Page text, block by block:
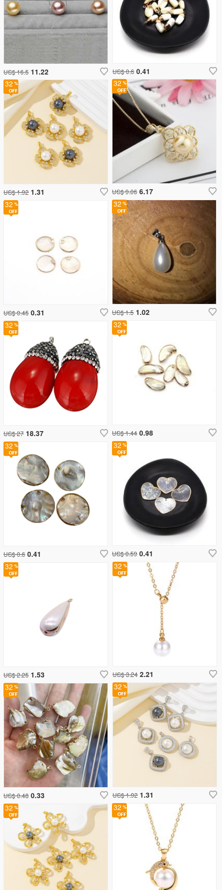
32
US$ 27 18.37
32
US$ 9.06 6.17
US$ 16.5 11.22
32
US$ 0.48 0.33
32
US$ 0.6 0.41
32
US$ 2.25 1.53
32
US$ 1.92 1.31
32
32
US$ 1.92 1.31
US$ 0.6 0.41
32
US$ 0.59 0.41
32
US$ 0.45 0.31
32
US$ 1.44 0.98
32
US$ 1.5 1.02
32
US$ 3.24 2.21
32